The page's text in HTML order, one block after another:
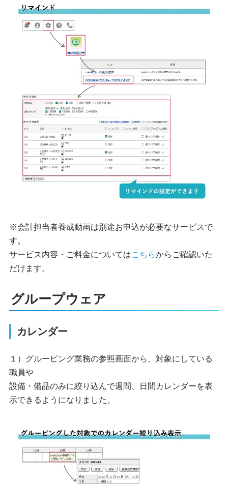
※会計担当者養成動画は別途お申込が必要なサービスで
す。
サービス内容・ご料金についてはこちらからご確認いた
だけます。
グループウェア
カレンダー
１）グルーピング業務の参照画面から、対象にしている
職員や
設備・備品のみに絞り込んで週間、日間カレンダーを表
示できるようになりました。